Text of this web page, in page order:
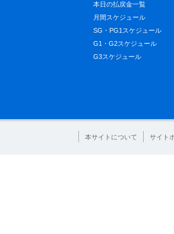
本日の払戻金一覧
月間スケジュール
SG・PG1スケジュール
G1・G2スケジュール
G3スケジュール
本サイトについて サイト